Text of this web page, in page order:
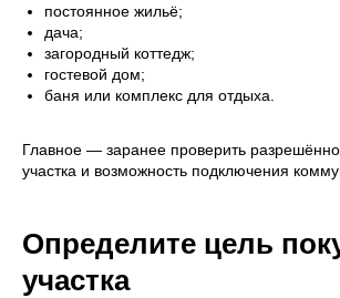
постоянное жильё;
дача;
загородный коттедж;
гостевой дом;
баня или комплекс для отдыха.
Главное — заранее проверить
участка и возможность подключения
Определите цель
участка